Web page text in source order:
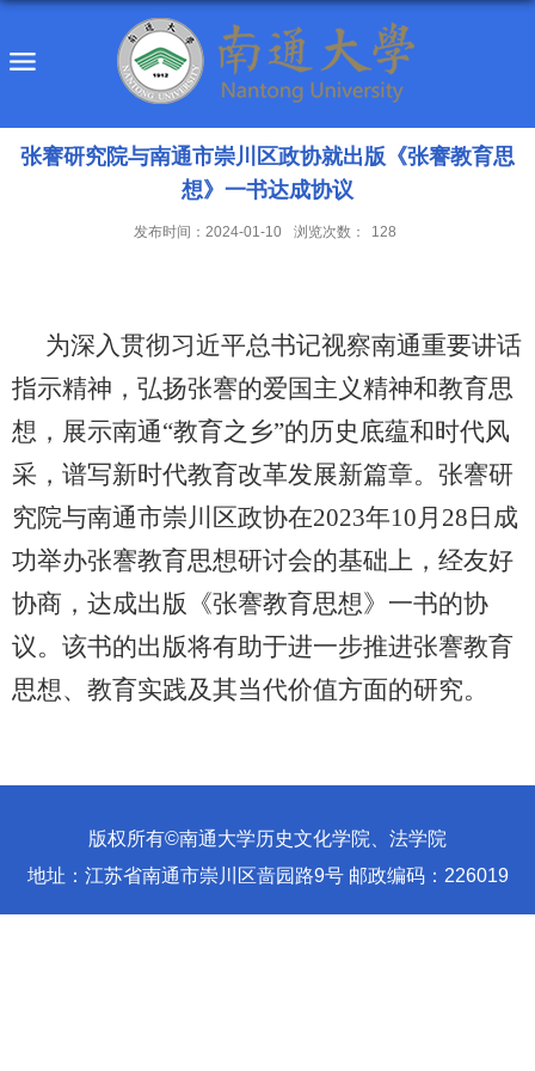
张謇研究院与南通市崇川区政协就出版《张謇教育思
想》一书达成协议
发布时间：2024-01-10 浏览次数： 128
为深入贯彻习近平总书记视察南通重要讲话
指示精神，弘扬张謇的爱国主义精神和教育思
想，展示南通“教育之乡”的历史底蕴和时代风
采，谱写新时代教育改革发展新篇章。 张謇研
究院与南通市崇川区政协在2023年10月28日成
功举办张謇教育思想研讨会的基础上，经友好
协商，达成出版《张謇教育思想》一书的协
议。该书的出版将有助于进一步推进张謇教育
思想、教育实践及其当代价值方面的研究。
版权所有©南通大学历史文化学院、法学院
地址：江苏省南通市崇川区啬园路9号 邮政编码：226019